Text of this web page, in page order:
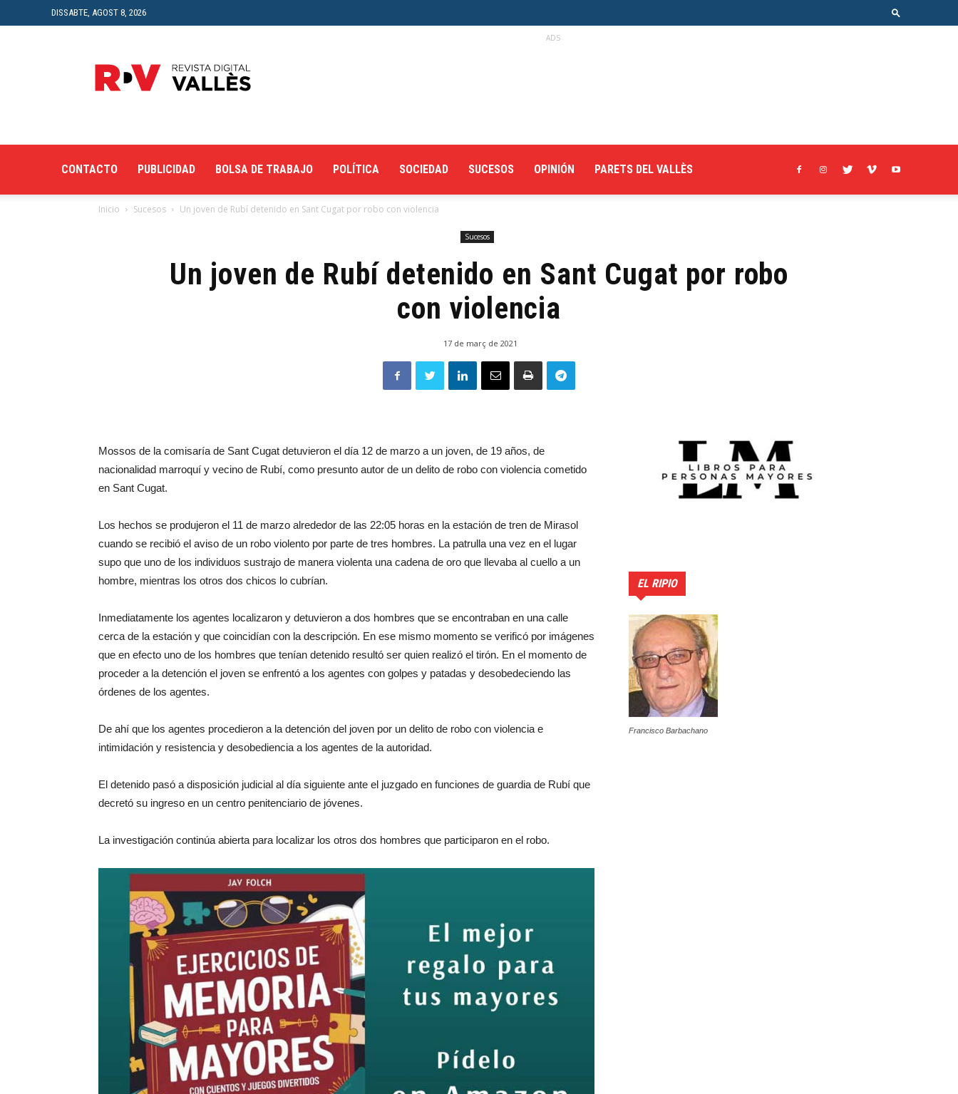
DISSABTE, AGOST 8, 2026
Digital
del
ADS
CONTACTO PUBLICIDAD BOLSA DE TRABAJO POLÍTICA SOCIEDAD SUCESOS OPINIÓN PARETS DEL VALLÈS
Inicio Sucesos Un joven de Rubí detenido en Sant Cugat por robo con violencia
Sucesos
Un joven de Rubí detenido en Sant Cugat por robo
con violencia
17 de març de 2021
Mossos de la comisaría de Sant Cugat detuvieron el día 12 de marzo a un joven, de 19 años, de
nacionalidad marroquí y vecino de Rubí, como presunto autor de un delito de robo con violencia cometido
en Sant Cugat.
Los hechos se produjeron el 11 de marzo alrededor de las 22:05 horas en la estación de tren de Mirasol
cuando se recibió el aviso de un robo violento por parte de tres hombres. La patrulla una vez en el lugar
supo que uno de los individuos sustrajo de manera violenta una cadena de oro que llevaba al cuello a un
hombre, mientras los otros dos chicos lo cubrían.
Inmediatamente los agentes localizaron y detuvieron a dos hombres que se encontraban en una calle
cerca de la estación y que coincidían con la descripción. En ese mismo momento se verificó por imágenes
que en efecto uno de los hombres que tenían detenido resultó ser quien realizó el tirón. En el momento de
proceder a la detención el joven se enfrentó a los agentes con golpes y patadas y desobedeciendo las
órdenes de los agentes.
De ahí que los agentes procedieron a la detención del joven por un delito de robo con violencia e
intimidación y resistencia y desobediencia a los agentes de la autoridad.
El detenido pasó a disposición judicial al día siguiente ante el juzgado en funciones de guardia de Rubí que
decretó su ingreso en un centro penitenciario de jóvenes.
La investigación continúa abierta para localizar los otros dos hombres que participaron en el robo.
EL RIPIO
Francisco Barbachano